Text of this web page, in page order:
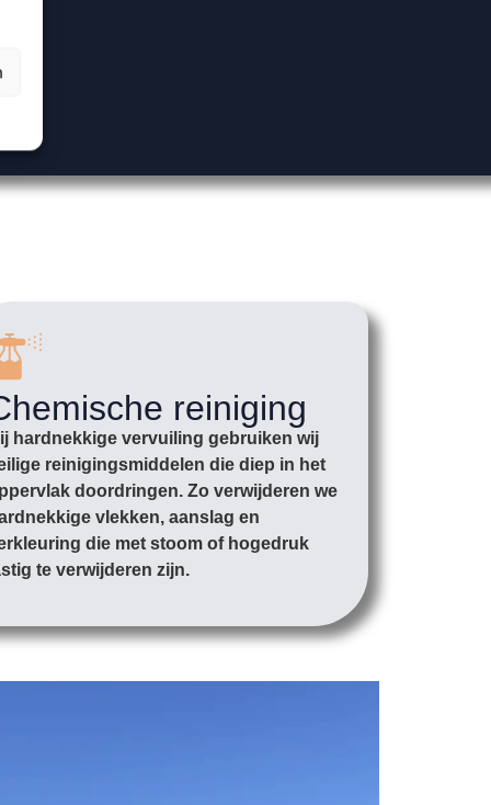
reiniging
hardnekkige vervuiling gebruiken wij
reinigingsmiddelen die diep in het
doordringen. Zo verwijderen we
vlekken, aanslag en
die met stoom of hogedruk
te verwijderen zijn.